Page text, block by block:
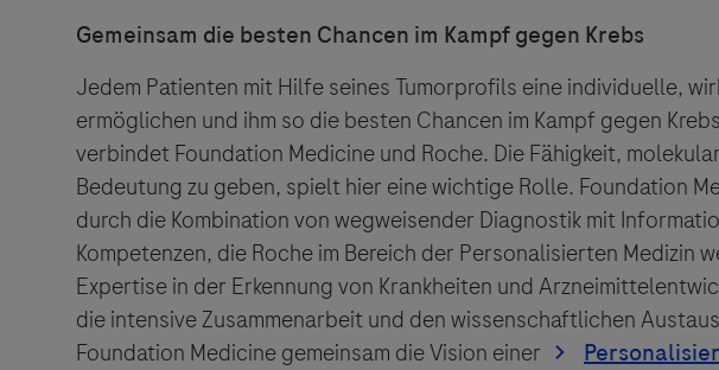
Gemeinsam die besten Chancen im Kampf gegen Krebs
Jedem Patienten mit Hilfe seines Tumorprofils eine individuelle,
ermöglichen und ihm so die besten Chancen im Kampf gegen
verbindet Foundation Medicine und Roche. Die Fähigkeit,
Bedeutung zu geben, spielt hier eine wichtige Rolle. Foundation
durch die Kombination von wegweisender Diagnostik mit
Kompetenzen, die Roche im Bereich der Personalisierten Medizin
Expertise in der Erkennung von Krankheiten und
die intensive Zusammenarbeit und den wissenschaftlichen
Foundation Medicine gemeinsam die Vision einer